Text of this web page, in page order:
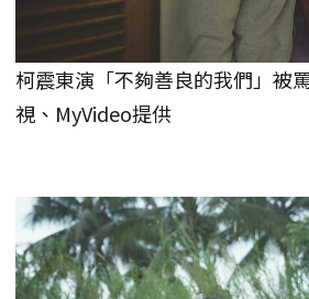
柯震東演「不夠善良的我們」被
視、MyVideo提供